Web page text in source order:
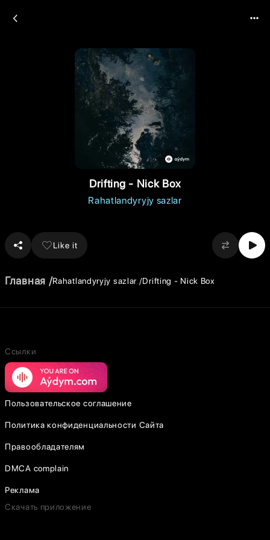
Drifting - Nick Box
Rahatlandyryjy sazlar
Like it
Главная Rahatlandyryjy sazlar Drifting - Nick Box
Ссылки
Пользовательское соглашение
Политика конфиденциальности Сайта
Правообладателям
DMCA complain
Реклама
Скачать приложение